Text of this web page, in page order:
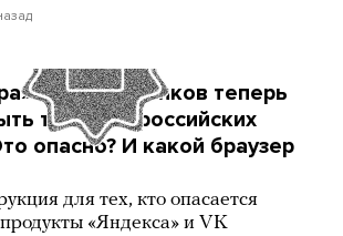
и других банков теперь
только в российских
опасно? И какой браузер
для тех, кто опасается
«Яндекса» и VK